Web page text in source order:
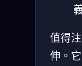
值得
伸。